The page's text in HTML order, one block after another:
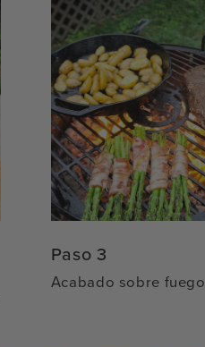
Paso 3
Acabado sobre fuego